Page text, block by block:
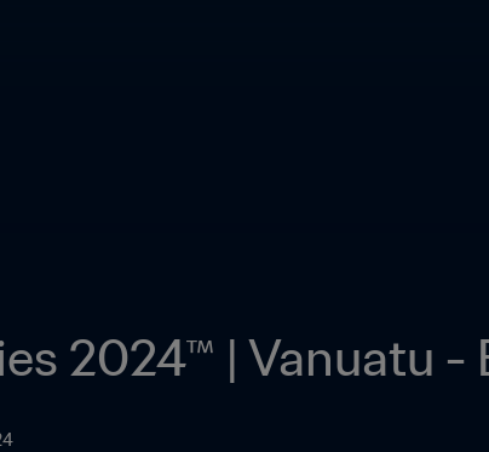
2024™ | Vanuatu